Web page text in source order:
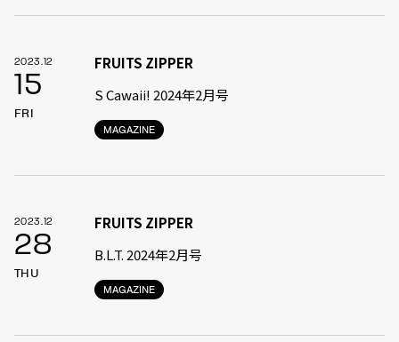
2023.12
15
FRI
MAGAZINE
FRUITS ZIPPER
S Cawaii! 2024年2月号
2023.12
28
THU
MAGAZINE
FRUITS ZIPPER
B.L.T. 2024年2月号